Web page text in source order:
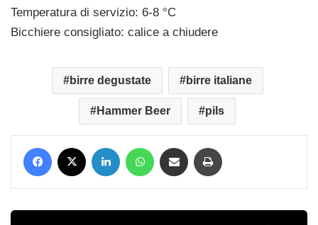
Temperatura di servizio: 6-8 °C
Bicchiere consigliato: calice a chiudere
birre degustate birre italiane
Hammer Beer pils
Facebook LinkedIn WhatsApp Condividi via mail